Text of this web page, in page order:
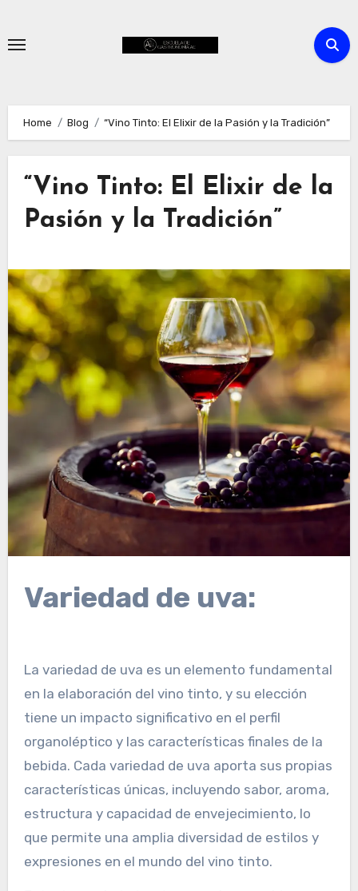
content
Home Blog “Vino Tinto: El Elixir de la Pasión y la Tradición”
“Vino Tinto: El Elixir de la
Pasión y la Tradición”
Variedad de uva:
La variedad de uva es un elemento fundamental
en la elaboración del vino tinto, y su elección
tiene un impacto significativo en el perfil
organoléptico y las características finales de la
bebida. Cada variedad de uva aporta sus propias
características únicas, incluyendo sabor, aroma,
estructura y capacidad de envejecimiento, lo
que permite una amplia diversidad de estilos y
expresiones en el mundo del vino tinto.